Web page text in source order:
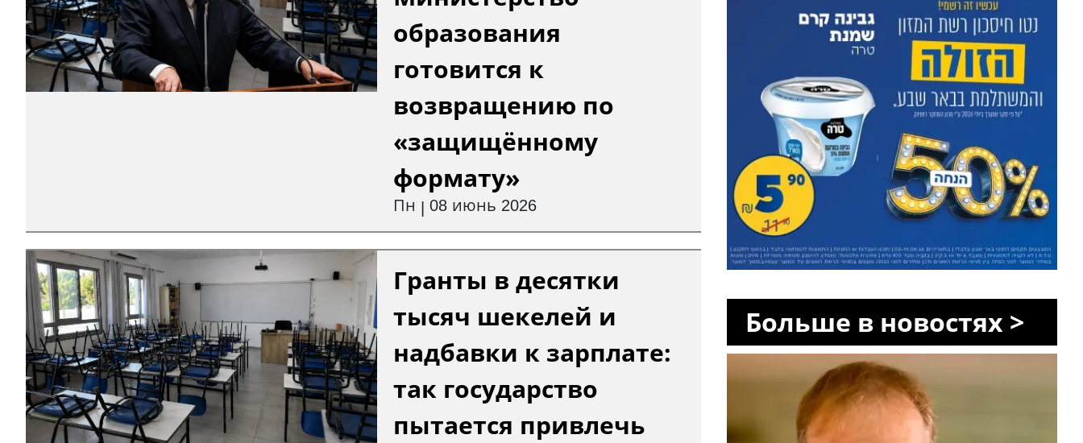
образования
готовится к
возвращению по
«защищённому
формату»
Пн 08 июнь 2026
Гранты в десятки
тысяч шекелей и
надбавки к зарплате:
так государство
пытается привлечь
Больше в новостях >